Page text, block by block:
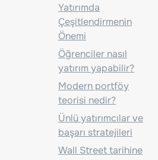
Yatırımda
Çeşitlendirmenin
Önemi
Öğrenciler nasıl
yatırım yapabilir?
Modern portföy
teorisi nedir?
Ünlü yatırımcılar ve
başarı stratejileri
Wall Street tarihine